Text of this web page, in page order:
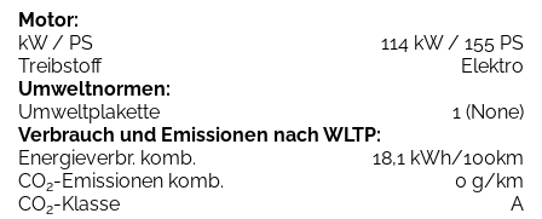
Motor:
kW / PS
114 kW / 155 PS
Treibstoff
Elektro
Umweltnormen:
Umweltplakette
1 (None)
Verbrauch und Emissionen nach WLTP:
Energieverbr. komb.
18,1 kWh/100km
CO2-Emissionen komb.
0 g/km
CO2-Klasse
A